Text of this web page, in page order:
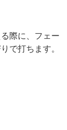
際に、フェー
で打ちます。